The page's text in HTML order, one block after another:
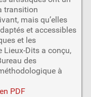
transition
mais qu’elles
et accessibles
et les
Lieux-Dits a conçu,
des
à
PDF